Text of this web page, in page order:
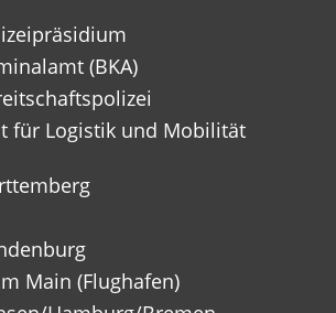
(BKA)
für Logistik und Mobilität
Main (Flughafen)